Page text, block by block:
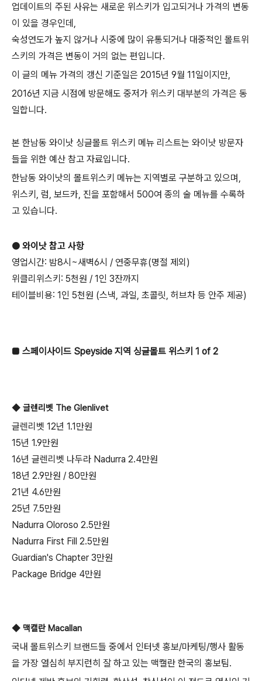
업데이트의 주된 사유는 새로운 위스키가 입고되거나 가격의 변동
이 있을 경우인데,
숙성연도가 높지 않거나 시중에 많이 유통되거나 대중적인 몰트위
스키의 가격은 변동이 거의 없는 편입니다.
이 글의 메뉴 가격의 갱신 기준일은 2015년 9월 11일이지만,
2016년 지금 시점에 방문해도 중저가 위스키 대부분의 가격은 동
일합니다.
본 한남동 와이낫 싱글몰트 위스키 메뉴 리스트는 와이낫 방문자
들을 위한 예산 참고 자료입니다.
한남동 와이낫의 몰트위스키 메뉴는 지역별로 구분하고 있으며,
위스키, 럼, 보드카, 진을 포함해서 500여 종의 술 메뉴를 수록하
고 있습니다.
● 와이낫 참고 사항
영업시간: 밤8시~새벽6시 / 연중무휴(명절 제외)
위클리위스키: 5천원 / 1인 3잔까지
테이블비용: 1인 5천원 (스낵, 과일, 초콜릿, 허브차 등 안주 제공)
■ 스페이사이드 Speyside 지역 싱글몰트 위스키 1 of 2
◆ 글렌리벳 The Glenlivet
글렌리벳 12년 1.1만원
15년 1.9만원
16년 글렌리벳 나두라 Nadurra 2.4만원
18년 2.9만원 / 80만원
21년 4.6만원
25년 7.5만원
Nadurra Oloroso 2.5만원
Nadurra First Fill 2.5만원
Guardian's Chapter 3만원
Package Bridge 4만원
◆ 맥캘란 Macallan
국내 몰트위스키 브랜드들 중에서 인터넷 홍보/마케팅/행사 활동
을 가장 열심히 부지런히 잘 하고 있는 맥캘란 한국의 홍보팀.